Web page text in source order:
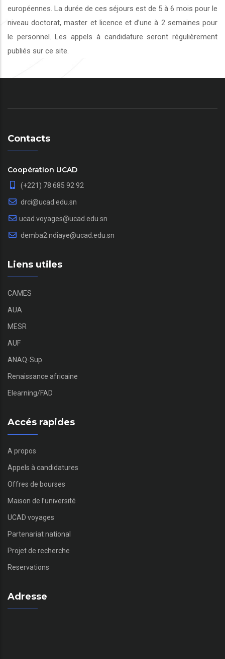
européennes. La durée de ces séjours est de 5 à 6 mois pour le
niveau doctorat, master et licence et d’une à 2 semaines pour
le personnel. Les appels à candidature seront régulièrement
publiés sur ce site.
Contacts
Coopération UCAD
(+221) 78 685 92 92
drci@ucad.edu.sn
ucad.voyages@ucad.edu.sn
demba2.ndiaye@ucad.edu.sn
Liens utiles
CAMES
AUA
MESR
AUF
ANAQ-Sup
Renaissance africaine
Elearning/FAD
Accés rapides
A propos
Appels à candidatures
Offres de bourses
Maison de l’université
UCAD voyages
Partenariat national
Projet de recherche
Reservations
Adresse